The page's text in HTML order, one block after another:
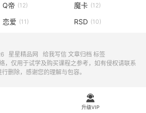
Q帝 (12) 魔卡 (12)
恋爱 (11) RSD (10)
星星精品网 给我写信 文章归档 标签
，仅用于试学及购买课程之参考，如有侵权请联系
删除，感谢您的理解与包容。

升级VIP